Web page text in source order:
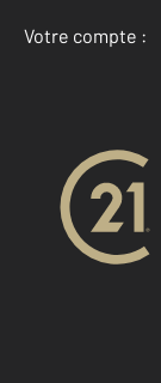
Votre compte :